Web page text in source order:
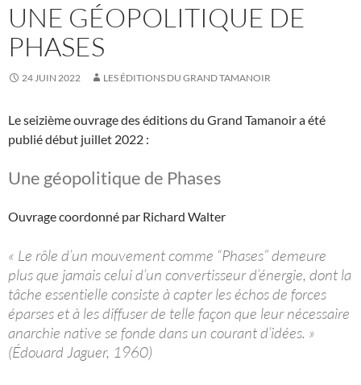
UNE GÉOPOLITIQUE DE
PHASES
24 JUIN 2022 LES ÉDITIONS DU GRAND TAMANOIR
Le seizième ouvrage des éditions du Grand Tamanoir a été
publié début juillet 2022 :
Une géopolitique de Phases
Ouvrage coordonné par Richard Walter
« Le rôle d’un mouvement comme “Phases” demeure
plus que jamais celui d’un convertisseur d’énergie, dont la
tâche essentielle consiste à capter les échos de forces
éparses et à les diffuser de telle façon que leur nécessaire
anarchie native se fonde dans un courant d’idées. »
(Édouard Jaguer, 1960)